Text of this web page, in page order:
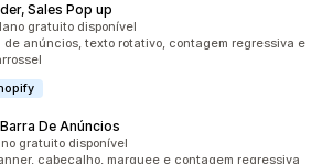
Sales Pop up
ao todo
gratuito disponível
de anúncios, texto rotativo, contagem regressiva e
De Anúncios
ao todo
gratuito disponível
cabeçalho, marquee e contagem regressiva